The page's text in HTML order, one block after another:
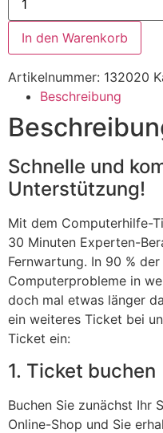
In den Warenkorb
Artikelnummer: 132020
Beschreibung
Schnelle und
Unterstützung!
Mit dem Computerhilfe-
30 Minuten Experten-
Fernwartung. In 90 %
Computerprobleme in
doch mal etwas länger
ein weiteres Ticket bei
Ticket ein:
1. Ticket buchen
Buchen Sie zunächst Ihr
Online-Shop und Sie